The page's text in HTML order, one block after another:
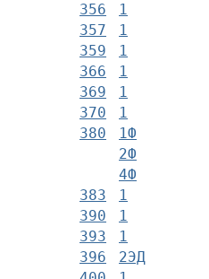
356
1
357
1
359
1
366
1
369
1
370
1
380
1Ф
2Ф
4Ф
383
1
390
1
393
1
396
2ЭД